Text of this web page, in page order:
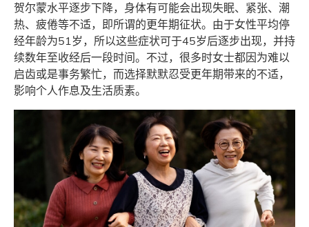
贺尔蒙水平逐步下降，身体有可能会出现失眠、紧张、潮
热、疲倦等不适，即所谓的更年期征状。由于女性平均停
经年龄为51岁，所以这些症状可于45岁后逐步出现，并持
续数年至收经后一段时间。不过，很多时女士都因为难以
启齿或是事务繁忙，而选择默默忍受更年期带来的不适，
影响个人作息及生活质素。